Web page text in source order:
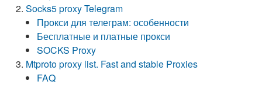
Socks5 proxy Telegram
Прокси для телеграм: особенности
Бесплатные и платные прокси
SOCKS Proxy
Mtproto proxy list. Fast and stable Proxies
FAQ